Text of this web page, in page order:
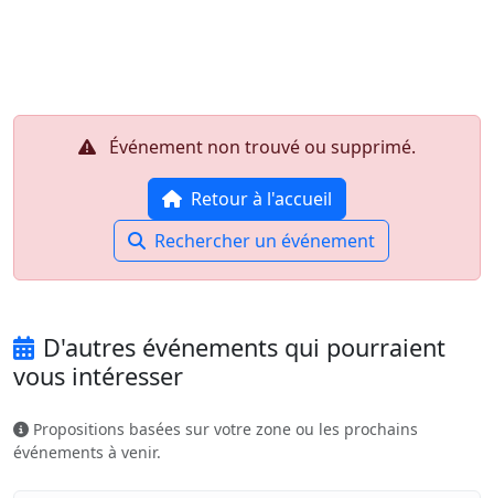
Événement non trouvé ou supprimé.
Retour à l'accueil
Rechercher un événement
D'autres événements qui pourraient
vous intéresser
Propositions basées sur votre zone ou les prochains
événements à venir.